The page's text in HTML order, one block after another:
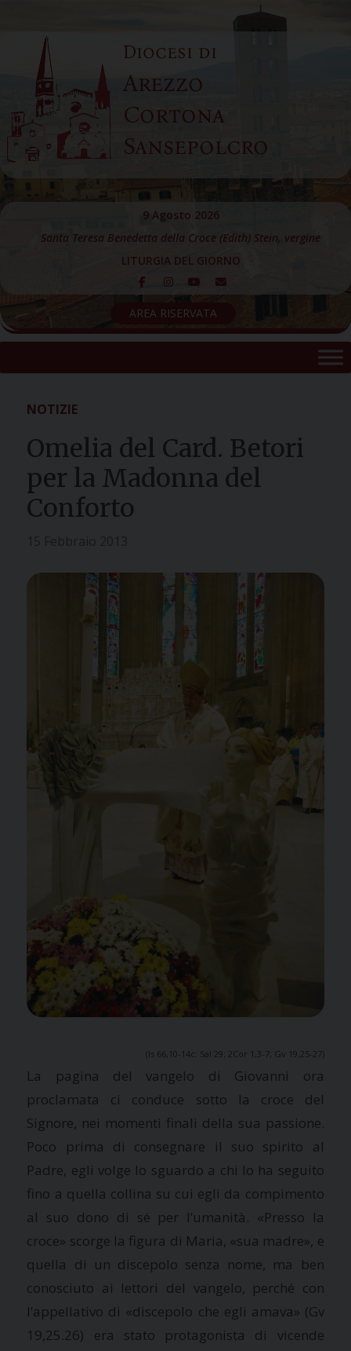
content
Diocesi di
Arezzo
Cortona
Sansepolcro
9 Agosto 2026
Santa Teresa Benedetta della Croce (Edith) Stein, vergine
LITURGIA DEL GIORNO
AREA RISERVATA
NOTIZIE
Omelia del Card. Betori
per la Madonna del
Conforto
( Is66,10-14c; Sal 29; 2Cor 1,3-7; Gv 19,25-27)
La pagina del vangelo di Giovanni ora
proclamata ci conduce sotto la croce del
Signore, nei momenti finali della sua passione.
Poco prima di consegnare il suo spirito al
Padre, egli volge lo sguardo a chi lo ha seguito
fino a quella collina su cui egli da compimento
al suo dono di sé per l’umanità. «Presso la
croce» scorge la figura di Maria, «sua madre», e
quella di un discepolo senza nome, ma ben
conosciuto ai lettori del vangelo, perché con
l’appellativo di «discepolo che egli amava» (Gv
19,25.26) era stato protagonista di vicende